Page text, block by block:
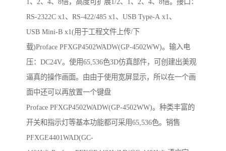
1、2、4、8倍，高度可扩展1/2、1、2、4、8倍。接口：
RS-2322C x1、RS-422/485 x1、USB Type-A x1、
USB Mini-B x1(用于工程文件上传/下
载)Proface PFXGP4502WADW(GP-4502WW)。输入电
压：DC24V。使用65,536色3D仿真部件，可创建出美观
逼真的操作画面。由由于使用宽屏显示，所以在一个画
面中还可以再放置一个键盘
Proface PFXGP4502WADW(GP-4502WW)。种类丰富的
开关和指示灯等基本功能都可采用65,536色。销售
PFXGE4401WAD(GC-